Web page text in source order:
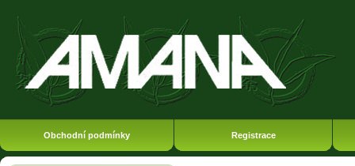
Obchodní podmínky Registrace